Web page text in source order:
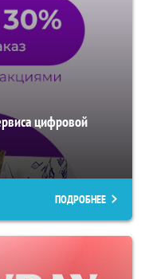
цифровой
ПОДРОБНЕЕ